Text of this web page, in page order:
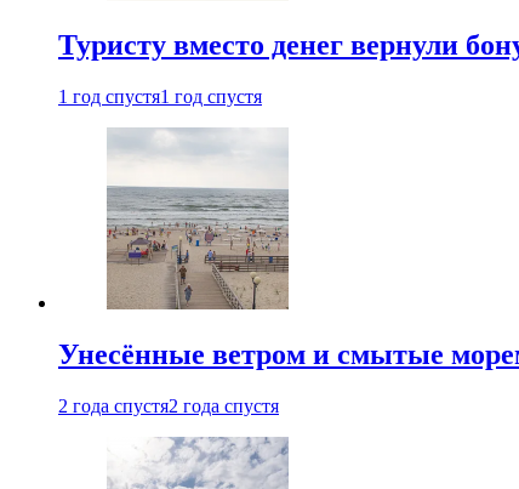
Туристу вместо денег вернули
1 год спустя1 год спустя
Унесённые ветром и смытые
2 года спустя2 года спустя